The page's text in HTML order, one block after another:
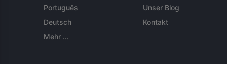
Português
Deutsch
Mehr ...
Unser Blog
Kontakt